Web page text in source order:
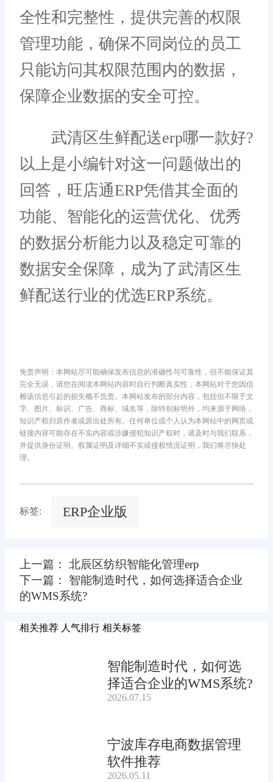
全性和完整性，提供完善的权限
管理功能，确保不同岗位的员工
只能访问其权限范围内的数据，
保障企业数据的安全可控。
武清区生鲜配送erp哪一款好?
以上是小编针对这一问题做出的
回答，旺店通ERP凭借其全面的
功能、智能化的运营优化、优秀
的数据分析能力以及稳定可靠的
数据安全保障，成为了武清区生
鲜配送行业的优选ERP系统。
免责声明：本网站尽可能确保发布信息的准确性与可靠性，但不能保证其
完全无误，请您在阅读本网站内容时自行判断真实性，本网站对于您因信
赖该信息引起的损失概不负责。本网站发布的部分内容，包括但不限于文
字、图片、标识、广告、商标、域名等，除特别标明外，均来源于网络，
知识产权归原作者或原出处所有。任何单位或个人认为本网站中的网页或
链接内容可能存在不实内容或涉嫌侵犯知识产权时，请及时与我们联系，
并提供身份证明、权属证明及详细不实或侵权情况证明，我们将尽快处
理。
标签: ERP企业版
上一篇： 北辰区纺织智能化管理erp
下一篇： 智能制造时代，如何选择适合企业
的WMS系统?
相关推荐 人气排行 相关标签
智能制造时代，如何选
择适合企业的WMS系统?
2026.07.15
宁波库存电商数据管理
软件推荐
2026.05.11